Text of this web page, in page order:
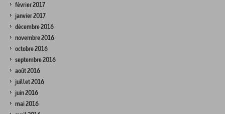
février 2017
janvier 2017
décembre 2016
novembre 2016
octobre 2016
septembre 2016
août 2016
juillet 2016
juin 2016
mai 2016